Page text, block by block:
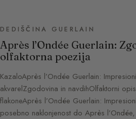
DEDIŠČINA GUERLAIN
Après l’Ondée Guerlain:
olfaktorna poezija
KazaloAprès l’Ondée Guerlain:
akvarelZgodovina in navdihOlfaktorni
flakoneAprès l’Ondée Guerlain:
posebno naklonjenost do Après